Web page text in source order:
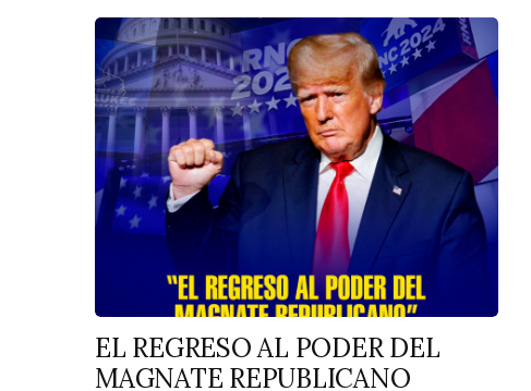
EL REGRESO AL PODER DEL
MAGNATE REPUBLICANO